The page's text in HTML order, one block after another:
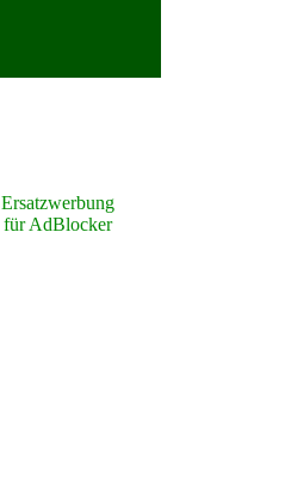
Ersatzwerbung
für AdBlocker